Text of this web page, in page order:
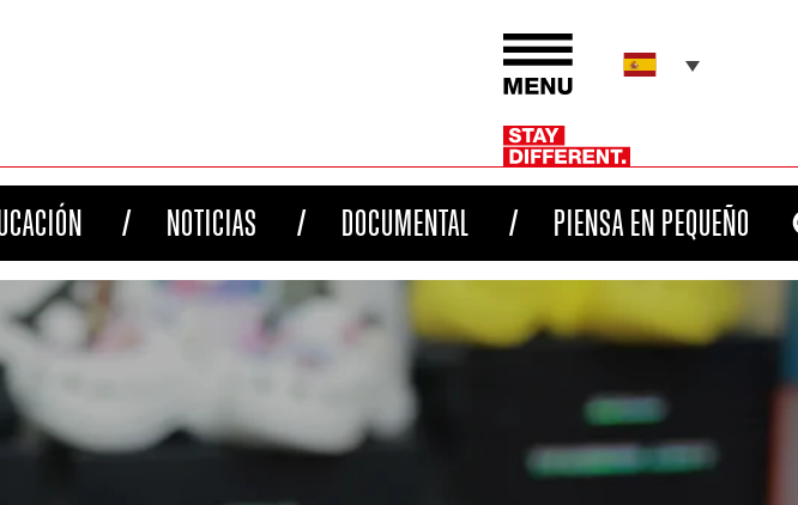
NOTICIAS DOCUMENTAL PIENSA EN PEQUEÑO